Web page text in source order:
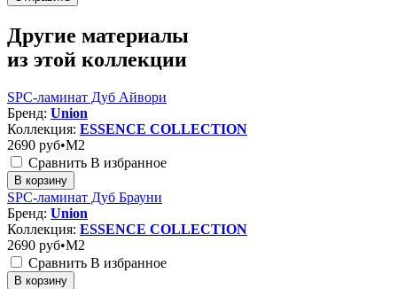
Другие материалы
из этой коллекции
SPC-ламинат Дуб Айвори
Бренд: Union
Коллекция: ESSENCE COLLECTION
2690 руб•M2
Сравнить В избранное
В корзину
SPC-ламинат Дуб Брауни
Бренд: Union
Коллекция: ESSENCE COLLECTION
2690 руб•M2
Сравнить В избранное
В корзину